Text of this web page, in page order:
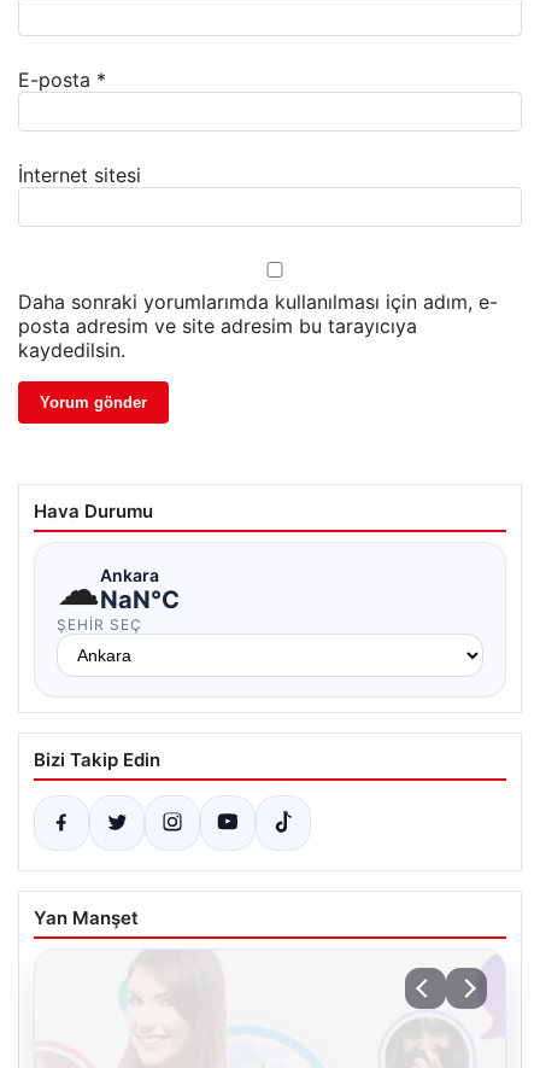
E-posta *
İnternet sitesi
Daha sonraki yorumlarımda kullanılması için adım, e-
posta adresim ve site adresim bu tarayıcıya
kaydedilsin.
Hava Durumu
☁Ankara
NaN°C
ŞEHIR SEÇ
Bizi Takip Edin
Yan Manşet